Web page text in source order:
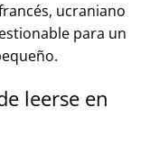
ucraniano
para un
leerse en